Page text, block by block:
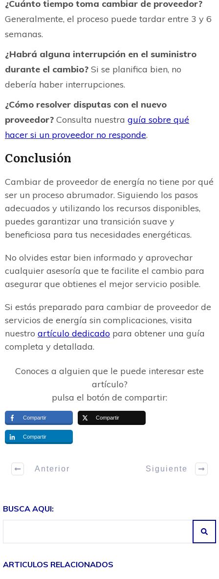
¿Cuánto tiempo toma cambiar de proveedor?
Generalmente, el proceso puede tardar entre 3 y 6
semanas.
¿Habrá alguna interrupción en el suministro
durante el cambio? Si se planifica bien, no
debería haber interrupciones.
¿Cómo resolver disputas con el nuevo
proveedor? Consulta nuestra guía sobre qué
hacer si un proveedor no responde.
Conclusión
Cambiar de proveedor de energía no tiene por qué
ser un proceso abrumador. Siguiendo los pasos
adecuados y utilizando los recursos disponibles,
puedes garantizar una transición suave y
beneficiosa para tus necesidades energéticas.
No olvides estar bien informado y aprovechar
cualquier asesoría que te facilite el cambio para
asegurar que obtienes el mejor servicio posible.
Si estás preparado para cambiar de proveedor de
servicios de energía sin complicaciones, visita
nuestro artículo dedicado para obtener una guía
completa y detallada.
Conoces a alguien que le puede interesar este
artículo?
pulsa el botón de compartir:
Compartir Compartir
Compartir
Anterior Siguiente
BUSCA AQUI:
ARTICULOS RELACIONADOS